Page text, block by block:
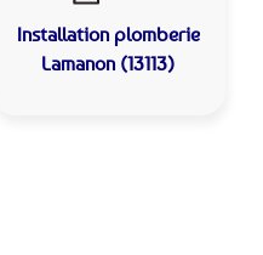
Installation plomberie
Lamanon (13113)